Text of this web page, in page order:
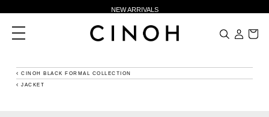
NEW ARRIVALS
新規会員登録500ポイントプレゼント
夏季休業に伴う一部業務休業のお知らせ
toggle
navigation
CINOH BLACK FORMAL COLLECTION
JACKET